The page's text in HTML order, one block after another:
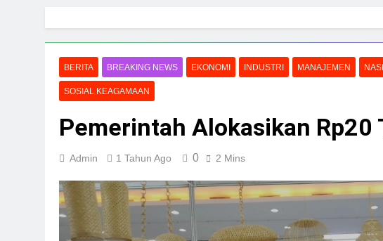
BERITA BREAKING NEWS EKONOMI INDUSTRI MANAJEMEN
SOSIAL KEAGAMAAN
Pemerintah Alokasikan
Admin 1 Tahun Ago 0 2 Mins